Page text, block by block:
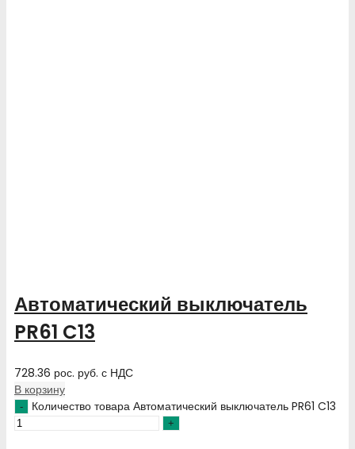
Автоматический выключатель
PR61 C13
728.36 рос. руб. с НДС
В корзину
Количество товара Автоматический выключатель PR61 C13